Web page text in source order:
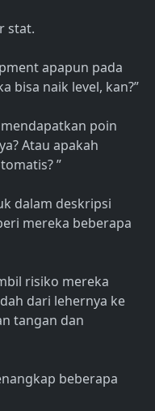
stat.
apapun pada
bisa naik level, kan?”
poin
Atau apakah
”
dalam deskripsi
mereka beberapa
risiko mereka
dari lehernya ke
tangan dan
beberapa